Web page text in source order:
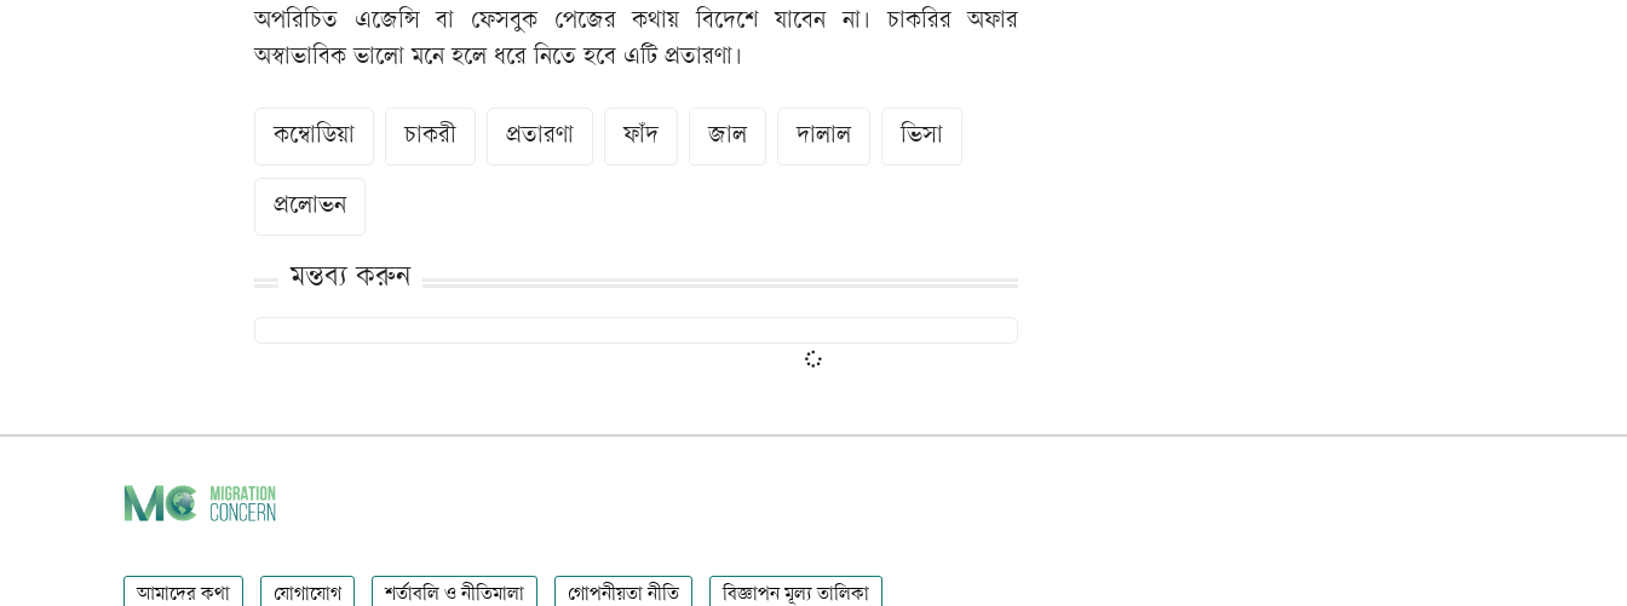
অপরিচিত এজেন্সি বা ফেসবুক পেজের কথায় বিদেশে যাবেন না। চাকরির অফার
অস্বাভাবিক ভালো মনে হলে ধরে নিতে হবে এটি প্রতারণা।
কম্বোডিয়া চাকরী প্রতারণা ফাঁদ জাল দালাল ভিসা
প্রলোভন
মন্তব্য করুন
আমাদের কথা যোগাযোগ শর্তাবলি ও নীতিমালা গোপনীয়তা নীতি বিজ্ঞাপন মূল্য তালিকা